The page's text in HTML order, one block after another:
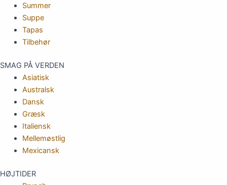
Summer
Suppe
Tapas
Tilbehør
SMAG PÅ VERDEN
Asiatisk
Australsk
Dansk
Græsk
Italiensk
Mellemøstlig
Mexicansk
HØJTIDER